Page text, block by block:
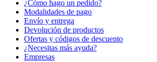
¿Cómo hago un pedido?
Modalidades de pago
Envío y entrega
Devolución de productos
Ofertas y códigos de descuento
¿Necesitas más ayuda?
Empresas